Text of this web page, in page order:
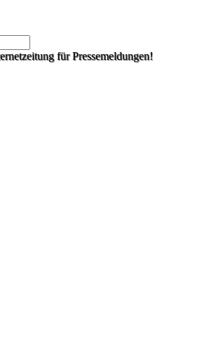
für Pressemeldungen!